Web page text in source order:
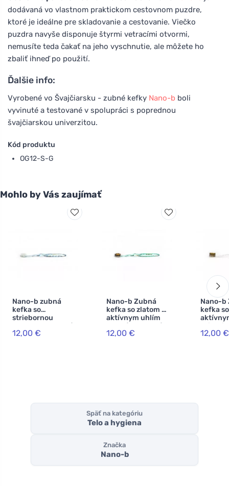
dodávaná vo vlastnom praktickom cestovnom puzdre,
ktoré je ideálne pre skladovanie a cestovanie. Viečko
puzdra navyše disponuje štyrmi vetracími otvormi,
nemusíte teda čakať na jeho vyschnutie, ale môžete ho
zbaliť ihneď po použití.
Ďalšie info:
Vyrobené vo Švajčiarsku - zubné kefky Nano-b boli
vyvinuté a testované v spolupráci s poprednou
švajčiarskou univerzitou.
Kód produktu
OG12-S-G
Mohlo by Vás zaujímať
Nano-b zubná
kefka so
striebornou
modrou - stredná
12,00 €
Nano-b Zubná
kefka so zlatom a
aktívnym uhlím
zelená - stredná
12,00 €
Nano-b
kefka
stredná
12,00 €
Späť na kategóriu
Telo a hygiena
Značka
Nano-b